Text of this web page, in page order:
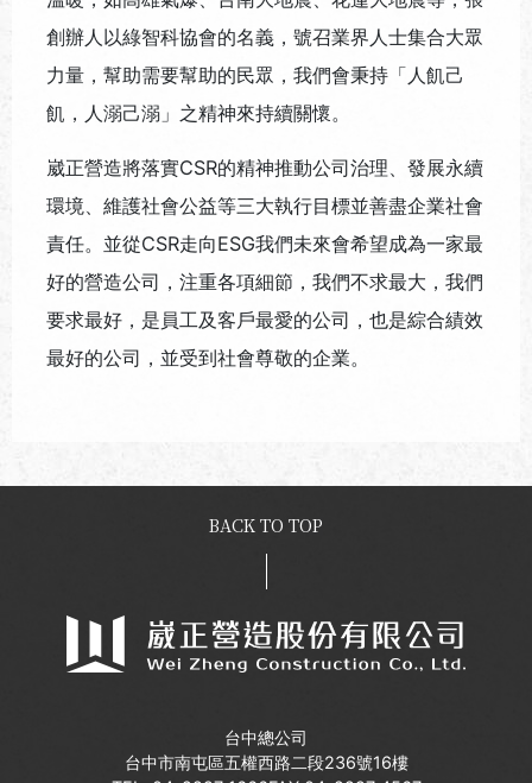
創辦人以綠智科協會的名義，號召業界人士集合大眾
力量，幫助需要幫助的民眾，我們會秉持「人飢己
飢，人溺己溺」之精神來持續關懷。
崴正營造將落實CSR的精神推動公司治理、發展永續
環境、維護社會公益等三大執行目標並善盡企業社會
責任。並從CSR走向ESG我們未來會希望成為一家最
好的營造公司，注重各項細節，我們不求最大，我們
要求最好，是員工及客戶最愛的公司，也是綜合績效
最好的公司，並受到社會尊敬的企業。
台中總公司
台中市南屯區五權西路二段236號16樓
BACK TO TOP